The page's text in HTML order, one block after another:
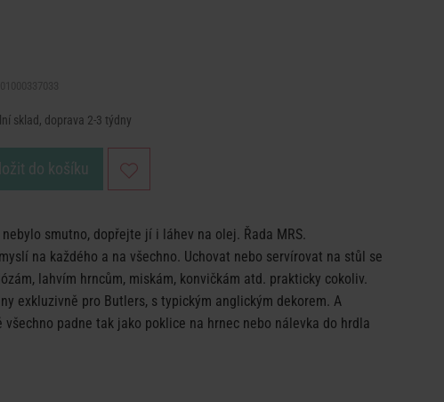
sklad, doprava 2-3 týdny
do košíku
smutno, dopřejte jí i láhev na olej. Řada MRS.
myslí na každého a na všechno. Uchovat nebo servírovat na stůl se
lahvím hrncům, miskám, konvičkám atd. prakticky cokoliv.
exkluzivně pro Butlers, s typickým anglickým dekorem. A
všechno padne tak jako poklice na hrnec nebo nálevka do hrdla